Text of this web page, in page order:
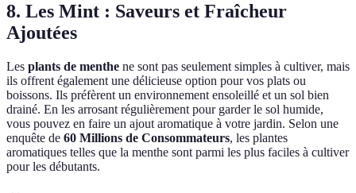
8. Les Mint : Saveurs et Fraîcheur
Ajoutées
Les plants de menthe ne sont pas seulement simples à cultiver, mais
ils offrent également une délicieuse option pour vos plats ou
boissons. Ils préfèrent un environnement ensoleillé et un sol bien
drainé. En les arrosant régulièrement pour garder le sol humide,
vous pouvez en faire un ajout aromatique à votre jardin. Selon une
enquête de 60 Millions de Consommateurs, les plantes
aromatiques telles que la menthe sont parmi les plus faciles à cultiver
pour les débutants.